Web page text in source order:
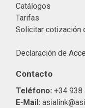
Catálogos
Tarifas
Solicitar cotización
Declaración de
Contacto
Teléfono: +34 938
E-Mail: